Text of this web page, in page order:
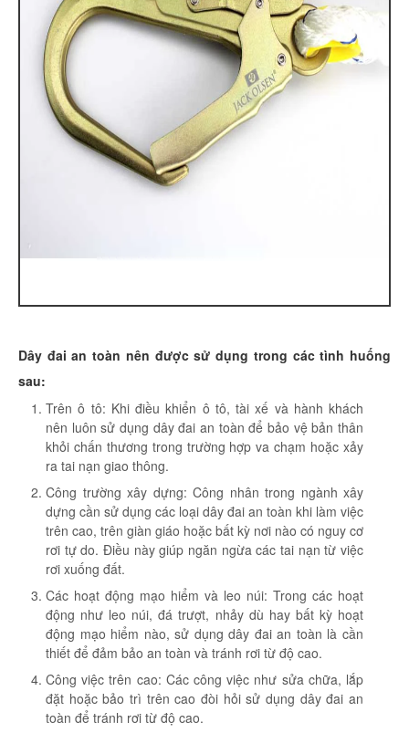
Dây đai an toàn nên được sử dụng trong các tình huống
sau:
Trên ô tô: Khi điều khiển ô tô, tài xế và hành khách
nên luôn sử dụng dây đai an toàn để bảo vệ bản thân
khỏi chấn thương trong trường hợp va chạm hoặc xảy
ra tai nạn giao thông.
Công trường xây dựng: Công nhân trong ngành xây
dựng cần sử dụng các loại dây đai an toàn khi làm việc
trên cao, trên giàn giáo hoặc bất kỳ nơi nào có nguy cơ
rơi tự do. Điều này giúp ngăn ngừa các tai nạn từ việc
rơi xuống đất.
Các hoạt động mạo hiểm và leo núi: Trong các hoạt
động như leo núi, đá trượt, nhảy dù hay bất kỳ hoạt
động mạo hiểm nào, sử dụng dây đai an toàn là cần
thiết để đảm bảo an toàn và tránh rơi từ độ cao.
Công việc trên cao: Các công việc như sửa chữa, lắp
đặt hoặc bảo trì trên cao đòi hỏi sử dụng dây đai an
toàn để tránh rơi từ độ cao.